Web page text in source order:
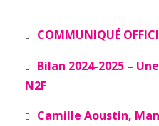
COMMUNIQUÉ
Bilan 2024-2025 –
N2F
Camille Aoustin,